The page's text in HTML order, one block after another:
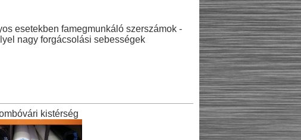
esetekben famegmunkáló szerszámok -
nagy forgácsolási sebességek
kistérség